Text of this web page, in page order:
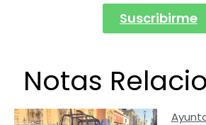
Suscribirme
Notas